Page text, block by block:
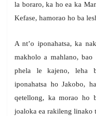
la boraro, ka ho ea ka
Kefase, hamorao ho ba
A nt’o iponahatsa, ka
makholo a mahlano, bao
phela le kajeno, leha
iponahatsa ho Jakobo,
qetellong, ka morao ho
joaloka ea rakileng linako